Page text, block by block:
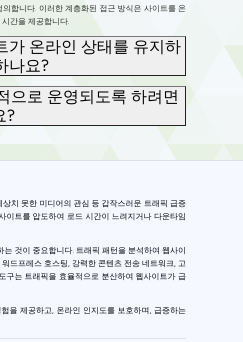
합니다. 이러한 계층화된 접근 방식은 사이트를 온
간을 제공합니다.
가 온라인 상태를 유지하
나요?
으로 운영되도록 하려면
?
치 못한 미디어의 관심 등 갑작스러운 트래픽 급증
트를 압도하여 로드 시간이 느려지거나 다운타임
것이 중요합니다. 트래픽 패턴을 분석하여 웹사이
드프레스 호스팅, 강력한 콘텐츠 전송 네트워크, 고
구는 트래픽을 효율적으로 분산하여 웹사이트가 급
을 제공하고, 온라인 인지도를 보호하며, 급증하는
You can